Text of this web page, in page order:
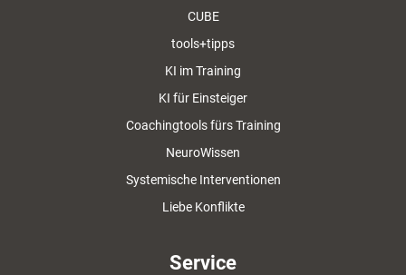
CUBE
tools+tipps
KI im Training
KI für Einsteiger
Coachingtools fürs Training
NeuroWissen
Systemische Interventionen
Liebe Konflikte
Service